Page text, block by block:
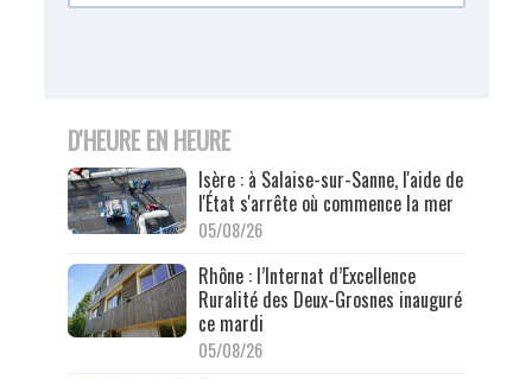
D'HEURE EN HEURE
Isère : à Salaise-sur-Sanne, l'aide de
l'État s'arrête où commence la mer
05/08/26
Rhône : l’Internat d’Excellence
Ruralité des Deux-Grosnes inauguré
ce mardi
05/08/26